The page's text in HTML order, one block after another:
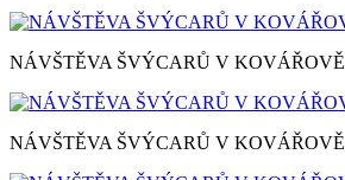
NÁVŠTĚVA ŠVÝCARŮ V KOVÁŘOVĚ
NÁVŠTĚVA ŠVÝCARŮ V KOVÁŘOVĚ